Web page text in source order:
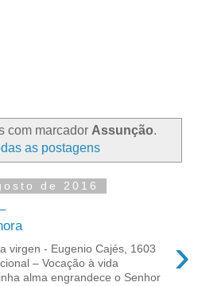
com marcador Assunção.
as postagens
de 2016
›
virgen - Eugenio Cajés, 1603
– Vocação à vida
alma engrandece o Senhor